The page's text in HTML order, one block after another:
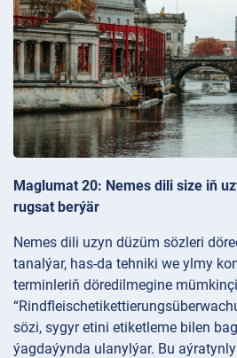
Maglumat 20: Nemes dili size iň
rugsat berýär
Nemes dili uzyn düzüm sözleri
tanalýar, has-da tehniki we ylmy
terminleriň döredilmegine
sözi, sygyr etini etiketleme bilen
ýagdaýynda ulanylýar. Bu